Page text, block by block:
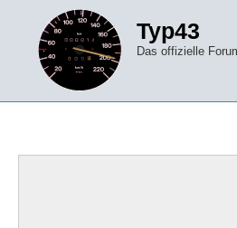
Typ43
Das offizielle